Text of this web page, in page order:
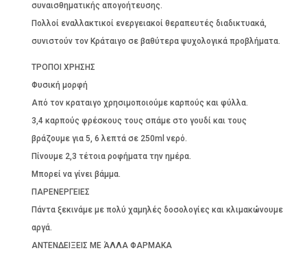
συναισθηματικής απογοήτευσης.
Πολλοί εναλλακτικοί ενεργειακοί θεραπευτές διαδικτυακά,
συνιστούν τον Κράταιγο σε βαθύτερα ψυχολογικά προβλήματα.
ΤΡΟΠΟΙ ΧΡΗΣΗΣ
Φυσική μορφή
Από τον κραταιγο χρησιμοποιούμε καρπούς και φύλλα.
3,4 καρπούς φρέσκους τους σπάμε στο γουδί και τους
βράζουμε για 5, 6 λεπτά σε 250ml νερό.
Πίνουμε 2,3 τέτοια ροφήματα την ημέρα.
Μπορεί να γίνει βάμμα.
ΠΑΡΕΝΕΡΓΕΙΕΣ
Πάντα ξεκινάμε με πολύ χαμηλές δοσολογίες και κλιμακώνουμε
αργά.
ΑΝΤΕΝΔΕΙΞΕΙΣ ΜΕ ΆΛΛΑ ΦΑΡΜΑΚΑ